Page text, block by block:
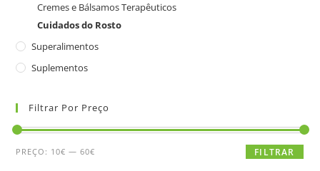
Cremes e Bálsamos Terapêuticos
Cuidados do Rosto
Superalimentos
Suplementos
Filtrar Por Preço
FILTRAR
PREÇO: 10€ —60€